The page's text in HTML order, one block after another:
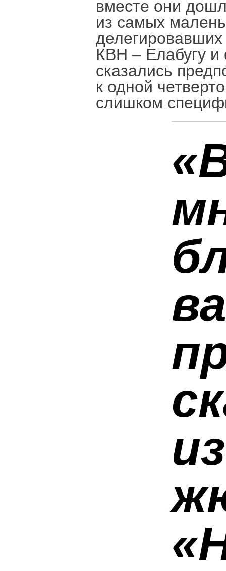
вместе они
из самых
КВН – Елабугу и
сказались
к одной
слишком